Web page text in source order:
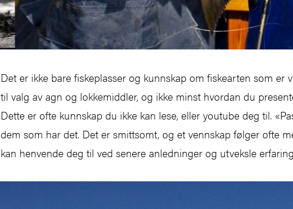
Det er ikke bare fiskeplasser og kunnskap om fiskearten som
til valg av agn og lokkemiddler, og ikke minst hvordan du
Dette er ofte kunnskap du ikke kan lese, eller youtube deg til.
dem som har det. Det er smittsomt, og et vennskap følger ofte
kan henvende deg til ved senere anledninger og utveksle